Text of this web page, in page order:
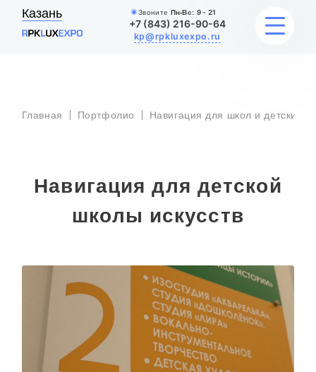
Казань Звоните Пн-Вс: 9 - 21
+7 (843) 216-90-64
kp@rpkluxexpo.ru
УСЛУГИ
АКЦИИ
Главная Портфолио Навигация для школ и детских
Навигация для детской
школы искусств